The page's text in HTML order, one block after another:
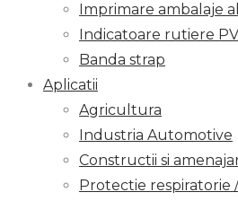
Imprimare ambalaje
Indicatoare rutiere
Banda strap
Aplicatii
Agricultura
Industria Automotive
Constructii si
Protectie respiratorie